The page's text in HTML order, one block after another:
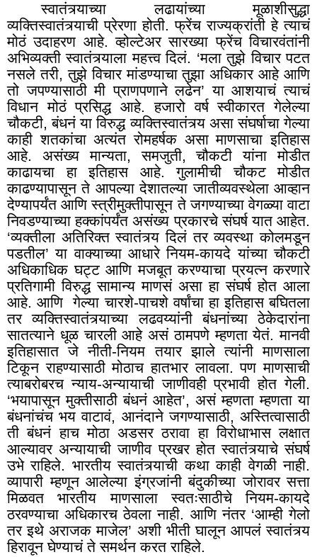
स्वातंत्र्याच्या लढायांच्या मूळाशीसुद्धा
व्यक्तिस्वातंत्र्याची प्रेरणा होती. फ्रेंच राज्यक्रांती हे त्याचं
मोठं उदाहरण आहे. व्होल्टेअर सारख्या फ्रेंच विचारवंतांनी
अभिव्यक्ती स्वातंत्र्याला महत्त्व दिलं. ‘मला तुझे विचार पटत
नसले तरी, तुझे विचार मांडण्याचा तुझा अधिकार आहे आणि
तो जपण्यासाठी मी प्राणपणाने लढेन’ या आशयाचं त्याचं
विधान मोठं प्रसिद्ध आहे. हजारो वर्ष स्वीकारत गेलेल्या
चौकटी, बंधनं या विरुद्ध व्यक्तिस्वातंत्र्य असा संघर्षाचा गेल्या
काही शतकांचा अत्यंत रोमहर्षक असा माणसाचा इतिहास
आहे. असंख्य मान्यता, समजुती, चौकटी यांना मोडीत
काढायचा हा इतिहास आहे. गुलामीची चौकट मोडीत
काढण्यापासून ते आपल्या देशातल्या जातीव्यवस्थेला आव्हान
देण्यापर्यंत आणि स्त्रीमुक्तीपासून ते जगण्याच्या वेगळ्या वाटा
निवडण्याच्या हक्कांपर्यंत असंख्य प्रकारचे संघर्ष यात आहेत.
‘व्यक्तीला अतिरिक्त स्वातंत्र्य दिलं तर व्यवस्था कोलमडून
पडतील’ या वाक्याच्या आधारे नियम-कायदे यांच्या चौकटी
अधिकाधिक घट्ट आणि मजबूत करण्याचा प्रयत्न करणारे
प्रतिगामी विरुद्ध सामान्य माणसं असा हा संघर्ष होत आला
आहे. आणि गेल्या चारशे-पाचशे वर्षांचा हा इतिहास बघितला
तर व्यक्तिस्वातंत्र्याच्या लढवय्यांनी बंधनांच्या ठेकेदारांना
सातत्याने धूळ चारली आहे असं ठामपणे म्हणता येतं. मानवी
इतिहासात जे नीती-नियम तयार झाले त्यांनी माणसाला
टिकून राहण्यासाठी मोठाच हातभार लावला. पण माणसाची
त्याबरोबरच न्याय-अन्यायाची जाणीवही प्रभावी होत गेली.
‘भयापासून मुक्तीसाठी बंधनं आहेत’, असं म्हणता म्हणता या
बंधनांचंच भय वाटावं, आनंदाने जगण्यासाठी, अस्तित्वासाठी
ती बंधनं हाच मोठा अडसर ठरावा हा विरोधाभास लक्षात
आल्यावर अन्यायाची जाणीव प्रखर होत स्वातंत्र्याचे संघर्ष
उभे राहिले. भारतीय स्वातंत्र्याची कथा काही वेगळी नाही.
व्यापारी म्हणून आलेल्या इंग्रजांनी बंदुकीच्या जोरावर सत्ता
मिळवत भारतीय माणसाला स्वतःसाठीचे नियम-कायदे
ठरवण्याचा अधिकारच ठेवला नाही. आणि नंतर ‘आम्ही गेलो
तर इथे अराजक माजेल’ अशी भीती घालून आपलं स्वातंत्र्य
हिरावून घेण्याचं ते समर्थन करत राहिले.